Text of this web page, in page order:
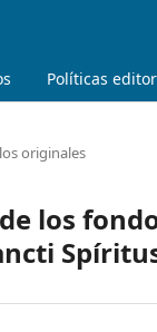
Políticas
originales
los